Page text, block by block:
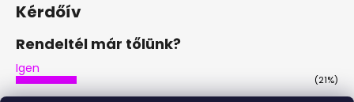
Kérdőív
Rendeltél már tőlünk?
Igen
(21%)